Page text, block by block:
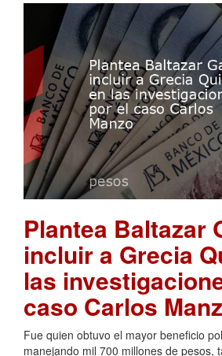
Plantea Baltazar
incluir a Grecia
las
caso Carlos
Fue quien obtuvo el mayor beneficio
manejando mil 700 millones de pesos,